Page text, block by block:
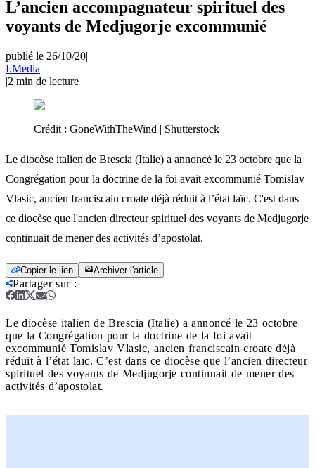
L’ancien accompagnateur spirituel des
voyants de Medjugorje excommunié
publié le 26/10/20|
I.Media
|2 min de lecture
Crédit : GoneWithTheWind | Shutterstock
Le diocèse italien de Brescia (Italie) a annoncé le 23 octobre que la
Congrégation pour la doctrine de la foi avait excommunié Tomislav
Vlasic, ancien franciscain croate déjà réduit à l’état laïc. C'est dans
ce diocèse que l'ancien directeur spirituel des voyants de Medjugorje
continuait de mener des activités d’apostolat.
Copier le lien Archiver l'article
Partager sur:
Le diocèse italien de Brescia (Italie) a annoncé le 23 octobre
que la Congrégation pour la doctrine de la foi avait
excommunié Tomislav Vlasic, ancien franciscain croate déjà
réduit à l’état laïc. C’est dans ce diocèse que l’ancien directeur
spirituel des voyants de Medjugorje continuait de mener des
activités d’apostolat.